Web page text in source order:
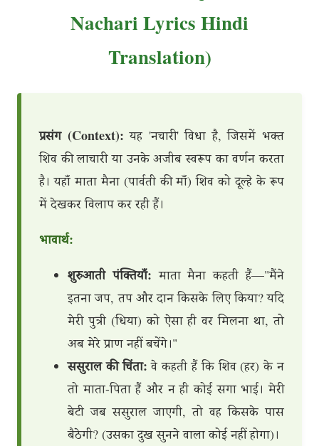
Nachari Lyrics Hindi
Translation)
प्रसंग (Context): यह 'नचारी' विधा है, जिसमें भक्त
शिव की लाचारी या उनके अजीब स्वरूप का वर्णन करता
है। यहाँ माता मैना (पार्वती की माँ) शिव को दूल्हे के रूप
में देखकर विलाप कर रही हैं।
भावार्थ:
शुरुआती पंक्तियाँ: माता मैना कहती हैं—"मैंने
इतना जप, तप और दान किसके लिए किया? यदि
मेरी पुत्री (धिया) को ऐसा ही वर मिलना था, तो
अब मेरे प्राण नहीं बचेंगे।"
ससुराल की चिंता: वे कहती हैं कि शिव (हर) के न
तो माता-पिता हैं और न ही कोई सगा भाई। मेरी
बेटी जब ससुराल जाएगी, तो वह किसके पास
बैठेगी? (उसका दुख सुनने वाला कोई नहीं होगा)।